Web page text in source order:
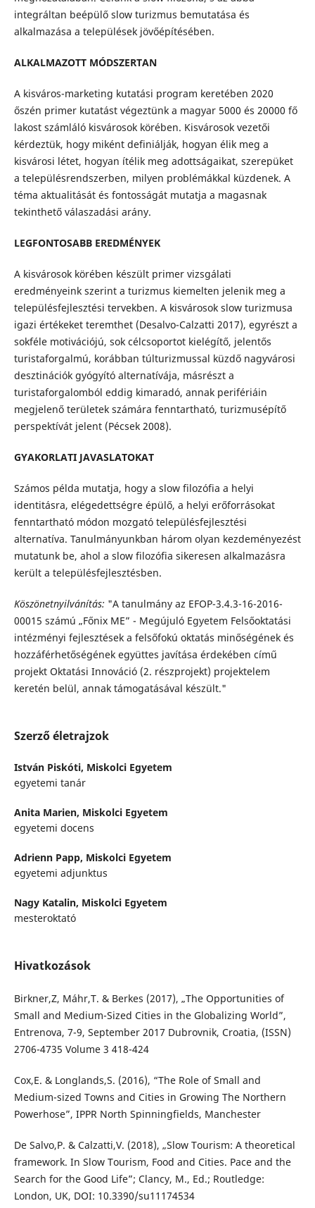
integráltan beépülő slow turizmus bemutatása és
alkalmazása a települések jövőépítésében.
ALKALMAZOTT MÓDSZERTAN
A kisváros-marketing kutatási program keretében 2020
őszén primer kutatást végeztünk a magyar 5000 és 20000 fő
lakost számláló kisvárosok körében. Kisvárosok vezetői
kérdeztük, hogy miként definiálják, hogyan élik meg a
kisvárosi létet, hogyan ítélik meg adottságaikat, szerepüket
a településrendszerben, milyen problémákkal küzdenek. A
téma aktualitását és fontosságát mutatja a magasnak
tekinthető válaszadási arány.
LEGFONTOSABB EREDMÉNYEK
A kisvárosok körében készült primer vizsgálati
eredményeink szerint a turizmus kiemelten jelenik meg a
településfejlesztési tervekben. A kisvárosok slow turizmusa
igazi értékeket teremthet (Desalvo-Calzatti 2017), egyrészt a
sokféle motivációjú, sok célcsoportot kielégítő, jelentős
turistaforgalmú, korábban túlturizmussal küzdő nagyvárosi
desztinációk gyógyító alternatívája, másrészt a
turistaforgalomból eddig kimaradó, annak perifériáin
megjelenő területek számára fenntartható, turizmusépítő
perspektívát jelent (Pécsek 2008).
GYAKORLATI JAVASLATOKAT
Számos példa mutatja, hogy a slow filozófia a helyi
identitásra, elégedettségre épülő, a helyi erőforrásokat
fenntartható módon mozgató településfejlesztési
alternatíva. Tanulmányunkban három olyan kezdeményezést
mutatunk be, ahol a slow filozófia sikeresen alkalmazásra
került a településfejlesztésben.
Köszönetnyilvánítás: "A tanulmány az EFOP-3.4.3-16-2016-
00015 számú „Főnix ME” - Megújuló Egyetem Felsőoktatási
intézményi fejlesztések a felsőfokú oktatás minőségének és
hozzáférhetőségének együttes javítása érdekében című
projekt Oktatási Innováció (2. részprojekt) projektelem
keretén belül, annak támogatásával készült."
Szerző életrajzok
István Piskóti, Miskolci Egyetem
egyetemi tanár
Anita Marien, Miskolci Egyetem
egyetemi docens
Adrienn Papp, Miskolci Egyetem
egyetemi adjunktus
Nagy Katalin, Miskolci Egyetem
mesteroktató
Hivatkozások
Birkner,Z, Máhr,T. & Berkes (2017), „The Opportunities of
Small and Medium-Sized Cities in the Globalizing World”,
Entrenova, 7-9, September 2017 Dubrovnik, Croatia, (ISSN)
2706-4735 Volume 3 418-424
Cox,E. & Longlands,S. (2016), “The Role of Small and
Medium-sized Towns and Cities in Growing The Northern
Powerhose”, IPPR North Spinningfields, Manchester
De Salvo,P. & Calzatti,V. (2018), „Slow Tourism: A theoretical
framework. In Slow Tourism, Food and Cities. Pace and the
Search for the Good Life”; Clancy, M., Ed.; Routledge:
London, UK, DOI: 10.3390/su11174534